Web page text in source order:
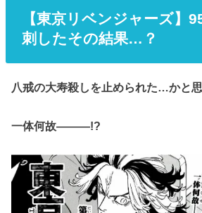
【東京リベンジャーズ】
刺したその結果…？
八戒の大寿殺しを止められた…かと
一体何故―――!?